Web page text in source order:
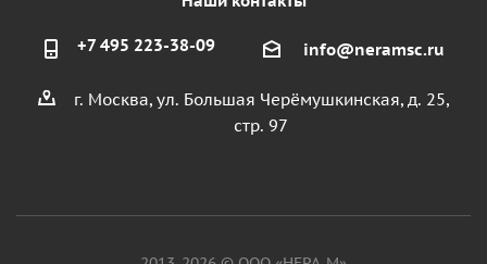
+7 495 223-38-09 info@neramsc.ru
г. Москва, ул. Большая Черёмушкинская, д. 25,
стр. 97